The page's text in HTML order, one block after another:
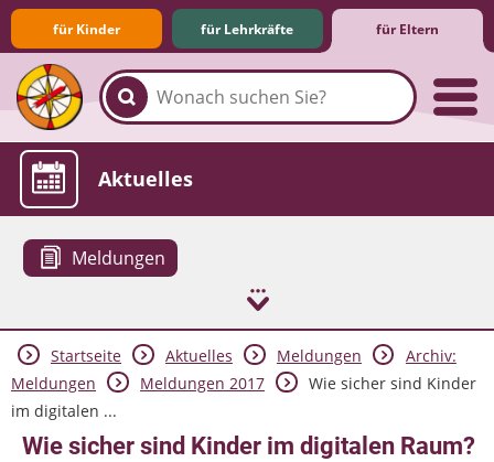
für Kinder für Lehrkräfte für Eltern
Familie & Medien
Spieletipps & Lernsoftware
Die Jüngsten im Netz
Lexikon
Aktuelles
Meldungen
Startseite Aktuelles Meldungen
Archiv:
Meldungen
Meldungen 2017
Wie sicher sind Kinder
im digitalen ...
Wie sicher sind Kinder im digitalen Raum?